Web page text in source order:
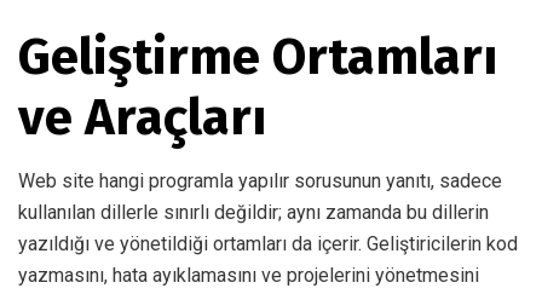
Geliştirme Ortamları
ve Araçları
Web site hangi programla yapılır sorusunun yanıtı, sadece
kullanılan dillerle sınırlı değildir; aynı zamanda bu dillerin
yazıldığı ve yönetildiği ortamları da içerir. Geliştiricilerin kod
yazmasını, hata ayıklamasını ve projelerini yönetmesini